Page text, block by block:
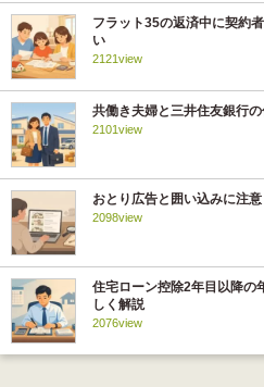
フラット35の返済中に契約
い
2121view
共働き夫婦と三井住友銀行
2101view
おとり広告と囲い込みに注
2098view
住宅ローン控除2年目以降の
しく解説
2076view